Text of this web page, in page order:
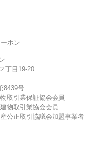
ホン
丁目19-20
8439号
取引業保証協会会員
物取引業協会会員
公正取引協議会加盟事業者